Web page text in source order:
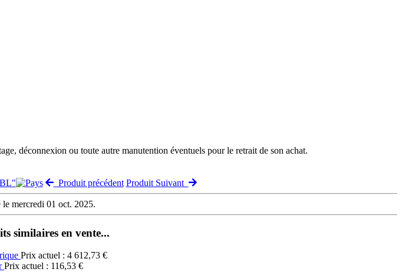
déconnexion ou toute autre manutention éventuels pour le retrait de son achat.
Produit précédent Produit Suivant
le mercredi 01 oct. 2025.
similaires en vente...
Prix actuel : 4 612,73 €
Prix actuel : 116,53 €